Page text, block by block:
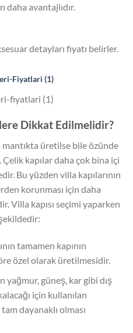
daha avantajlıdır.
detayları fiyatı belirler.
fiyatlari (1)
Dikkat Edilmelidir?
mantıkta üretilse bile özünde
Çelik kapılar daha çok bina içi
Bu yüzden villa kapılarının
korunması için daha
Villa kapısı seçimi yaparken
tamamen kapının
özel olarak üretilmesidir.
yağmur, güneş, kar gibi dış
için kullanılan
dayanaklı olması